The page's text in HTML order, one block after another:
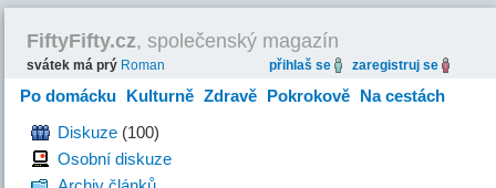
FiftyFifty.cz, společenský magazín
svátek má prý Roman přihlaš se zaregistruj se
Po domácku Kulturně Zdravě Pokrokově Na cestách
HravěDiskuze (100)
Osobní diskuze